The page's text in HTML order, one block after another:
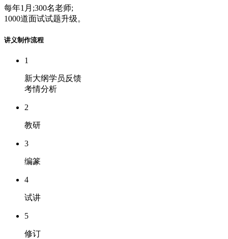
每年1月;300名老师;
1000道面试试题升级。
讲义制作流程
1
新大纲学员反馈
考情分析
2
教研
3
编篆
4
试讲
5
修订